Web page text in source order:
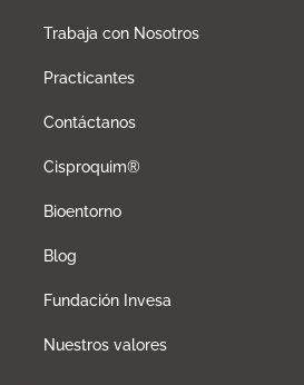
Trabaja con Nosotros
Practicantes
Contáctanos
Cisproquim®
Bioentorno
Blog
Fundación Invesa
Nuestros valores